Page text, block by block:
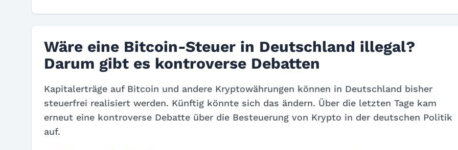
Wäre eine Bitcoin-Steuer in Deutschland illegal?
Darum gibt es kontroverse Debatten
Kapitalerträge auf Bitcoin und andere Kryptowährungen können in Deutschland bisher
steuerfrei realisiert werden. Künftig könnte sich das ändern. Über die letzten Tage kam
erneut eine kontroverse Debatte über die Besteuerung von Krypto in der deutschen Politik
auf.